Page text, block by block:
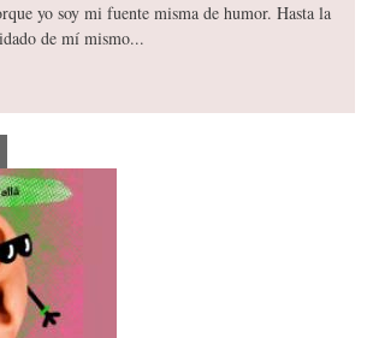
yo soy mi fuente misma de humor. Hasta la
de mí mismo...